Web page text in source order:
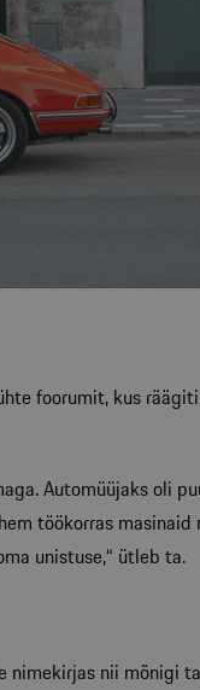
foorumit, kus
Automüüjaks oli
töökorras
unistuse,“ ütleb ta.
nii mõnigi